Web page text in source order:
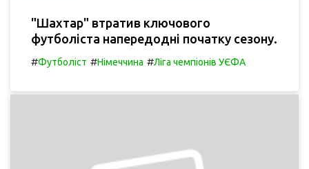
"Шахтар" втратив ключового
футболіста напередодні початку сезону.
#Футболіст #Німеччина #Ліга чемпіонів УЄФА